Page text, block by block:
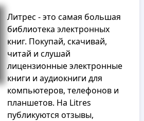
Литрес - это самая большая
библиотека электронных
книг. Покупай, скачивай,
читай и слушай
лицензионные электронные
книги и аудиокниги для
компьютеров, телефонов и
планшетов. На Litres
публикуются отзывы,